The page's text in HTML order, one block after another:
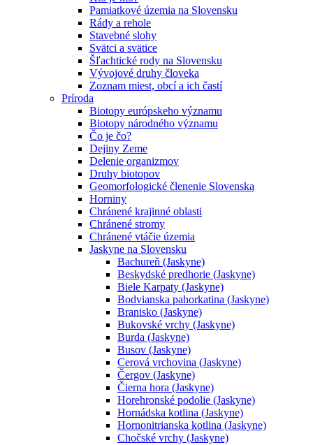
Pamiatkové územia na Slovensku
Rády a rehole
Stavebné slohy
Svätci a svätice
Šľachtické rody na Slovensku
Vývojové druhy človeka
Zoznam miest, obcí a ich častí
Príroda
Biotopy európskeho významu
Biotopy národného významu
Čo je čo?
Dejiny Zeme
Delenie organizmov
Druhy biotopov
Geomorfologické členenie Slovenska
Horniny
Chránené krajinné oblasti
Chránené stromy
Chránené vtáčie územia
Jaskyne na Slovensku
Bachureň (Jaskyne)
Beskydské predhorie (Jaskyne)
Biele Karpaty (Jaskyne)
Bodvianska pahorkatina (Jaskyne)
Branisko (Jaskyne)
Bukovské vrchy (Jaskyne)
Burda (Jaskyne)
Busov (Jaskyne)
Cerová vrchovina (Jaskyne)
Čergov (Jaskyne)
Čierna hora (Jaskyne)
Horehronské podolie (Jaskyne)
Hornádska kotlina (Jaskyne)
Hornonitrianska kotlina (Jaskyne)
Chočské vrchy (Jaskyne)